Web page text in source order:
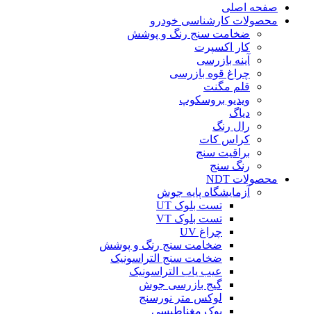
صفحه اصلی
محصولات کارشناسی خودرو
ضخامت سنج رنگ و پوشش
کار اکسپرت
آینه بازرسی
چراغ قوه بازرسی
قلم مگنت
ویدیو بروسکوپ
دیاگ
رال رنگ
کراس کات
براقیت سنج
رنگ سنج
محصولات NDT
آزمایشگاه پایه جوش
تست بلوک UT
تست بلوک VT
چراغ UV
ضخامت سنج رنگ و پوشش
ضخامت سنج التراسونیک
عیب یاب التراسونیک
گیج بازرسی جوش
لوکس متر نورسنج
یوک مغناطیسی